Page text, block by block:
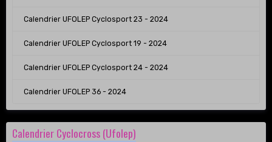
Calendrier UFOLEP Cyclosport 23 - 2024
Calendrier UFOLEP Cyclosport 19 - 2024
Calendrier UFOLEP Cyclosport 24 - 2024
Calendrier UFOLEP 36 - 2024
Calendrier Cyclocross (Ufolep)